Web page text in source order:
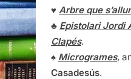
♥ Arbre que
♣ Epistolari Jordi
Clapés.
♠ Microgrames,
Casadesús.